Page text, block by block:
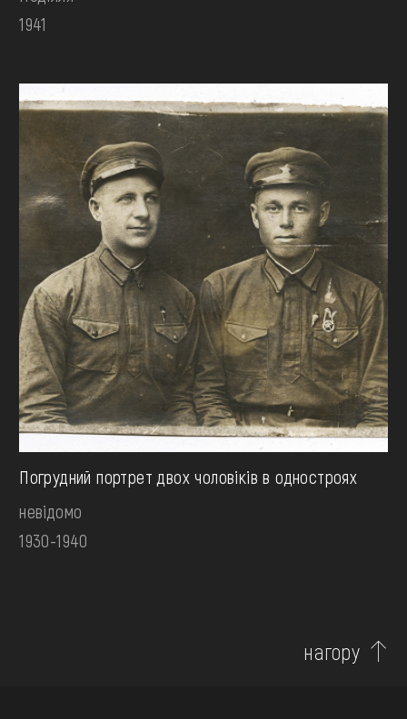
1941
Погрудний портрет двох чоловіків в одностроях
невідомо
1930-1940
нагору